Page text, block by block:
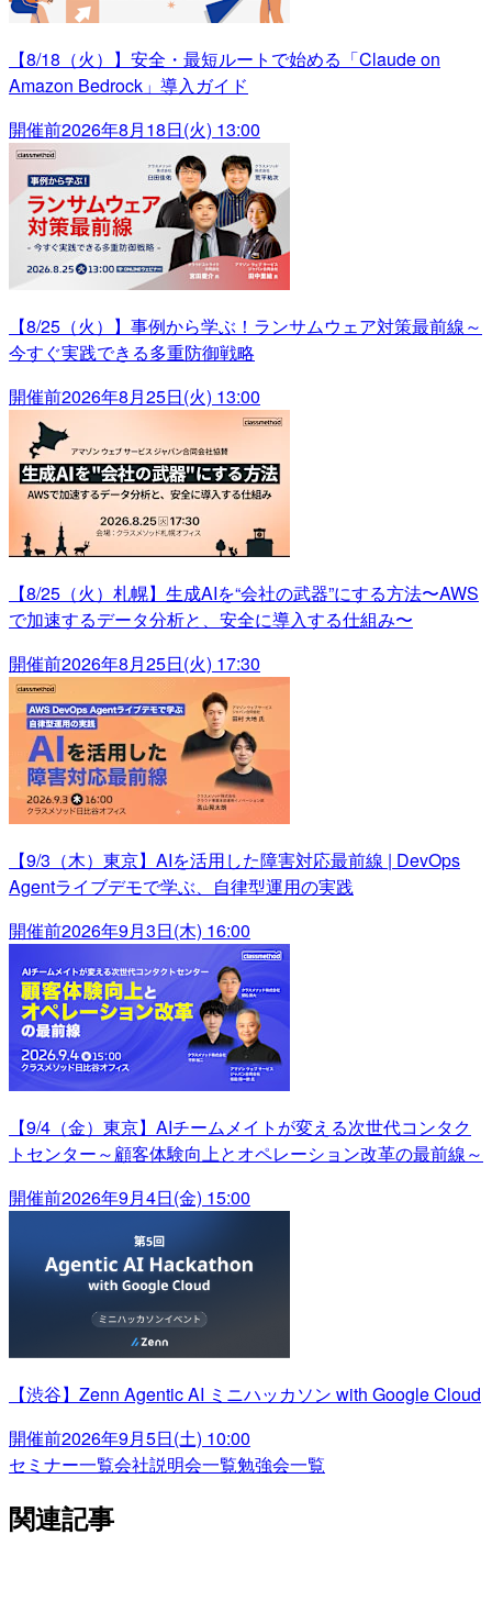
【8/18（火）】安全・最短ルートで始める「Claude on
Amazon Bedrock」導入ガイド
開催前2026年8月18日(火) 13:00
【8/25（火）】事例から学ぶ！ランサムウェア対策最前線～
今すぐ実践できる多重防御戦略
開催前2026年8月25日(火) 13:00
【8/25（火）札幌】生成AIを“会社の武器”にする方法〜AWS
で加速するデータ分析と、安全に導入する仕組み〜
開催前2026年8月25日(火) 17:30
【9/3（木）東京】AIを活用した障害対応最前線 | DevOps
Agentライブデモで学ぶ、自律型運用の実践
開催前2026年9月3日(木) 16:00
【9/4（金）東京】AIチームメイトが変える次世代コンタク
トセンター～顧客体験向上とオペレーション改革の最前線～
開催前2026年9月4日(金) 15:00
【渋谷】Zenn Agentic AI ミニハッカソン with Google Cloud
開催前2026年9月5日(土) 10:00
セミナー一覧会社説明会一覧勉強会一覧
関連記事